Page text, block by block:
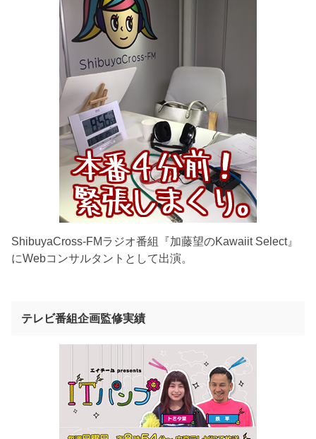
ShibuyaCross-FMラジオ番組『加藤望のKawaiit Select』
にWebコンサルタントとして出演。
テレビ番組企画監修実績